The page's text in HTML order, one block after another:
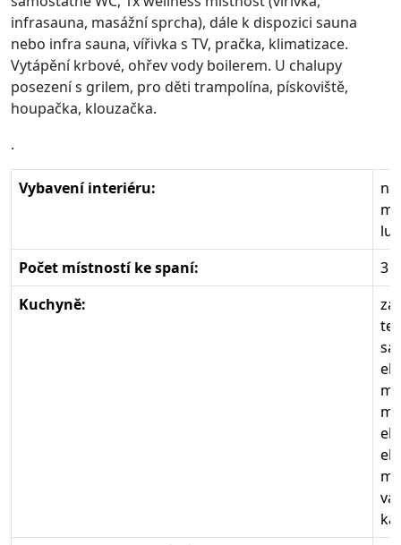
infrasauna, masážní sprcha), dále k dispozici sauna
nebo infra sauna, vířivka s TV, pračka, klimatizace.
Vytápění krbové, ohřev vody boilerem. U chalupy
posezení s grilem, pro děti trampolína, pískoviště,
houpačka, klouzačka.
.
Vybavení interiéru:
Počet místností ke spaní:
3
Kuchyně:
el.
el.
el.